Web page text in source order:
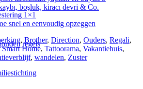
1×1
regels
snel en eenvoudig opzeggen
, Brother, Direction, Ouders, Regali,
Smart Home, Tattoorama, Vakantiehuis,
, wandelen, Zuster